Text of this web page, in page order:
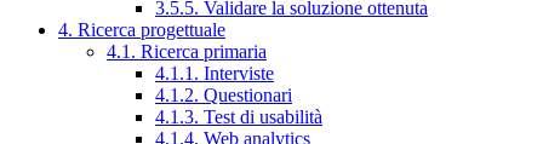
3.5.5. Validare la soluzione ottenuta
4. Ricerca progettuale
4.1. Ricerca primaria
4.1.1. Interviste
4.1.2. Questionari
4.1.3. Test di usabilità
4.1.4. Web analytics